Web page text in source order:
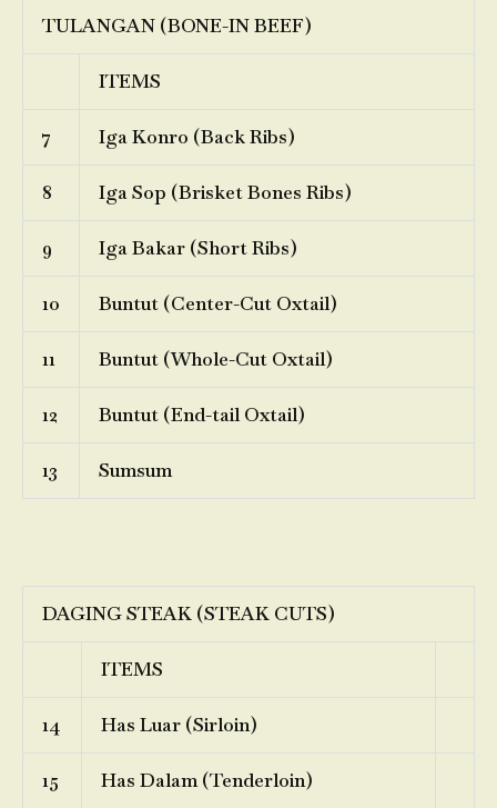
TULANGAN (BONE-IN BEEF)
ITEMS
7 Iga Konro (Back Ribs)
8 Iga Sop (Brisket Bones Ribs)
9 Iga Bakar (Short Ribs)
10 Buntut (Center-Cut Oxtail)
11 Buntut (Whole-Cut Oxtail)
12 Buntut (End-tail Oxtail)
13 Sumsum
DAGING STEAK (STEAK CUTS)
ITEMS
14 Has Luar (Sirloin)
15 Has Dalam (Tenderloin)